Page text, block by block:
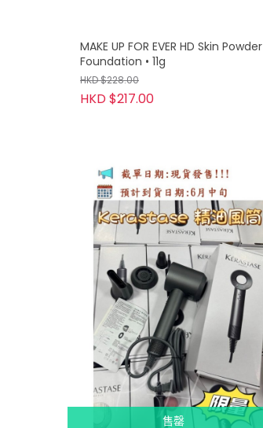
MAKE UP FOR EVER HD Skin Powder
Foundation • 11g
HKD $228.00
HKD $217.00
售罄